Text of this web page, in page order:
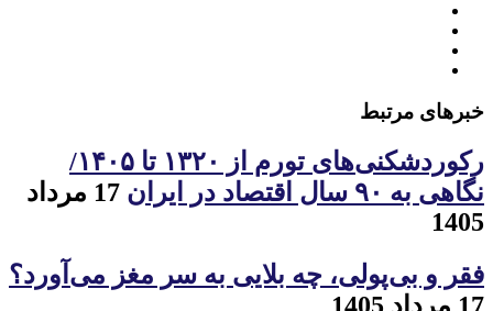
خبرهای مرتبط
رکوردشکنی‌های تورم از ۱۳۲۰ تا ۱۴۰۵/
نگاهی به ۹۰ سال اقتصاد در ایران
17 مرداد
1405
فقر و بی‌پولی، چه بلایی به سر مغز می‌آورد؟